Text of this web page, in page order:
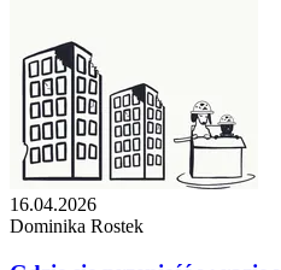
16.04.2026
Dominika Rostek